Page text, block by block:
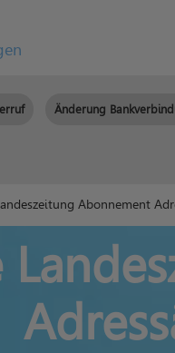
Änderung
Abonnement